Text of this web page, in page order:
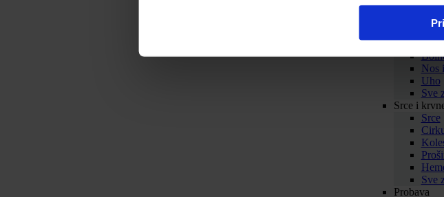
Prikaži sve
Gripa i
Nos
Uho
Sve
Srce i
Srce
Sve
Probava